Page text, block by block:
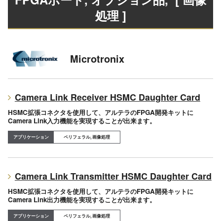
処理 ]
Microtronix
Camera Link Receiver HSMC Daughter Card
HSMC拡張コネクタを使用して、アルテラのFPGA開発キットに
Camera Link入力機能を実現することが出来ます。
ペリフェラル, 画像処理
Camera Link Transmitter HSMC Daughter Card
HSMC拡張コネクタを使用して、アルテラのFPGA開発キットに
Camera Link出力機能を実現することが出来ます。
ペリフェラル, 画像処理